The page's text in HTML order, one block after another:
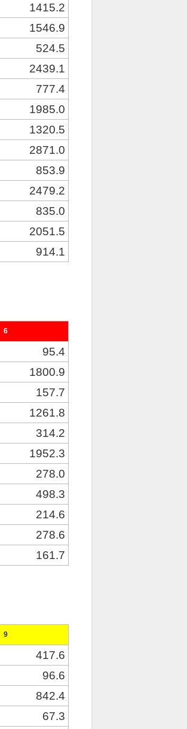
1415.2
1546.9
524.5
2439.1
777.4
1985.0
1320.5
2871.0
853.9
2479.2
835.0
2051.5
914.1
6
95.4
1800.9
157.7
1261.8
314.2
1952.3
278.0
498.3
214.6
278.6
161.7
9
417.6
96.6
842.4
67.3